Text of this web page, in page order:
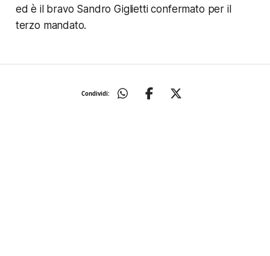
ed è il bravo Sandro Giglietti confermato per il
terzo mandato.
Condividi: